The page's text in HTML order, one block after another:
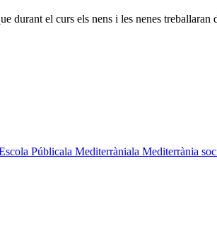
durant el curs els nens i les nenes
Públicala Mediterràniala Mediterrània